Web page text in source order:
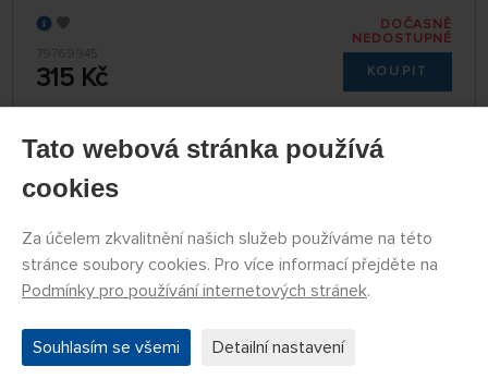
79769945
315 Kč
DOČASNĚ
NEDOSTUPNÉ
KOUPIT
Lepidlo na plastikové modely Revell Contacta
Clear (20g)
Tato webová stránka používá
cookies
Za účelem zkvalitnění našich služeb používáme na této
stránce soubory cookies. Pro více informací přejděte na
Podmínky pro používání internetových stránek.
Souhlasím se všemi Detailní nastavení